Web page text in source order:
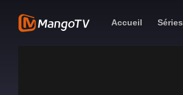
Accueil Séries